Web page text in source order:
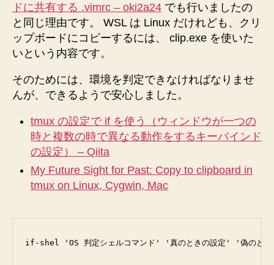
ドに共有する .vimrc – oki2a24 でも行いましたの
と同じ理由です。 WSL は Linux だけれども、クリ
ップボードにコピーするには、 clip.exe を使いた
いという内容です。
そのためには、環境を判定できなければなりませ
んが、できるようで安心しました。
tmux の設定で if を使う（ウィンドウが一つの
時と複数の時で異なる動作をするキーバインド
の設定） – Qiita
My Future Sight for Past: Copy to clipboard in
tmux on Linux, Cygwin, Mac